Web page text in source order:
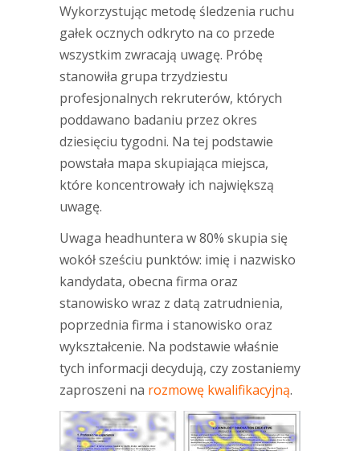
Wykorzystując metodę śledzenia ruchu
gałek ocznych odkryto na co przede
wszystkim zwracają uwagę. Próbę
stanowiła grupa trzydziestu
profesjonalnych rekruterów, których
poddawano badaniu przez okres
dziesięciu tygodni. Na tej podstawie
powstała mapa skupiająca miejsca,
które koncentrowały ich największą
uwagę.
Uwaga headhuntera w 80% skupia się
wokół sześciu punktów: imię i nazwisko
kandydata, obecna firma oraz
stanowisko wraz z datą zatrudnienia,
poprzednia firma i stanowisko oraz
wykształcenie. Na podstawie właśnie
tych informacji decydują, czy zostaniemy
zaproszeni na rozmowę kwalifikacyjną.